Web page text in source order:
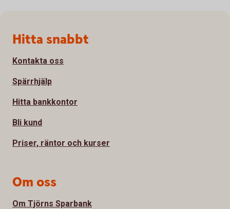
Sidfot
Hitta snabbt
Kontakta oss
Spärrhjälp
Hitta bankkontor
Bli kund
Priser, räntor och kurser
Om oss
Om Tjörns Sparbank